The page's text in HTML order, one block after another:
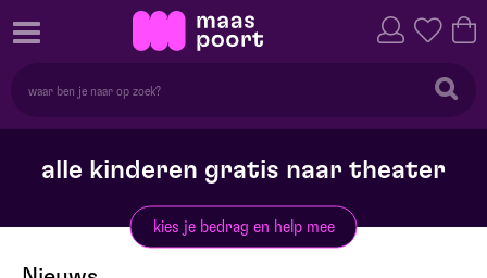
alle kinderen gratis naar theater
kies je bedrag en help mee